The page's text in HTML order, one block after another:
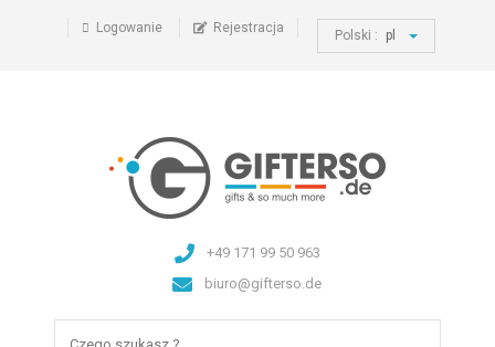
Logowanie Rejestracja Polski : pl
+49 171 99 50 963
biuro@gifterso.de